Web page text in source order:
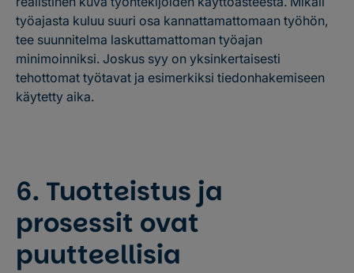
työajasta kuluu suuri osa kannattamattomaan työhön,
tee suunnitelma laskuttamattoman työajan
minimoinniksi. Joskus syy on yksinkertaisesti
tehottomat työtavat ja esimerkiksi tiedonhakemiseen
käytetty aika.
6. Tuotteistus ja
prosessit ovat
puutteellisia